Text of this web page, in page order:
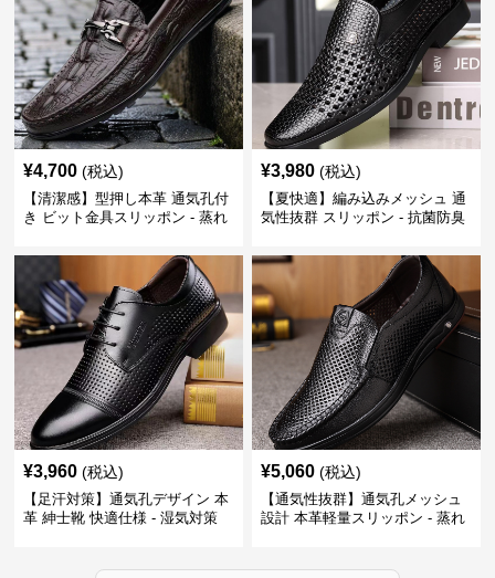
¥4,700 (税込)
【清潔感】型押し本革 通気孔付
き ビット金具スリッポン - 蒸れ
¥3,980 (税込)
【夏快適】編み込みメッシュ 通
気性抜群 スリッポン - 抗菌防臭
¥3,960 (税込)
【足汗対策】通気孔デザイン 本
革 紳士靴 快適仕様 - 湿気対策
¥5,060 (税込)
【通気性抜群】通気孔メッシュ
設計 本革軽量スリッポン - 蒸れ